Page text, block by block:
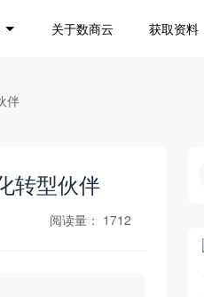
关于数商云 获取资料
伴
转型伙伴
阅读量： 1712